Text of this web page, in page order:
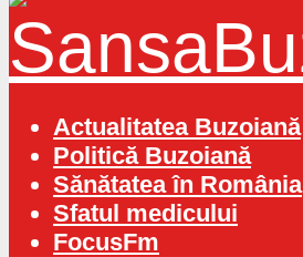
Actualitatea Buzoiană
Politică Buzoiană
Sănătatea în România
Sfatul medicului
FocusFm